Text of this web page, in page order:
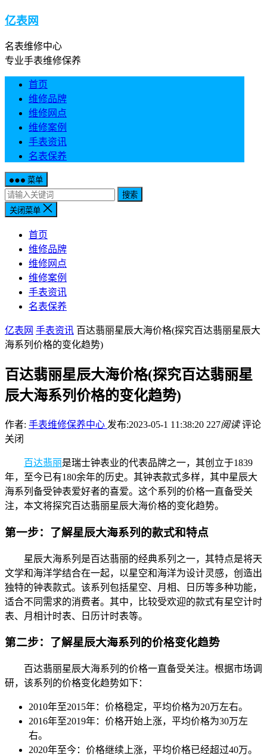
亿表网
名表维修中心
专业手表维修保养
首页
维修品牌
维修网点
维修案例
手表资讯
名表保养
菜单
搜索
关闭菜单
首页
维修品牌
维修网点
维修案例
手表资讯
名表保养
亿表网 手表资讯 百达翡丽星辰大海价格(探究百达翡丽星辰大
海系列价格的变化趋势)
百达翡丽星辰大海价格(探究百达翡丽星
辰大海系列价格的变化趋势)
作者: 手表维修保养中心 发布:2023-05-1 11:38:20 227阅读 评论
关闭
百达翡丽是瑞士钟表业的代表品牌之一，其创立于1839
年，至今已有180余年的历史。其钟表款式多样，其中星辰大
海系列备受钟表爱好者的喜爱。这个系列的价格一直备受关
注，本文将探究百达翡丽星辰大海价格的变化趋势。
第一步：了解星辰大海系列的款式和特点
星辰大海系列是百达翡丽的经典系列之一，其特点是将天
文学和海洋学结合在一起，以星空和海洋为设计灵感，创造出
独特的钟表款式。该系列包括星空、月相、日历等多种功能，
适合不同需求的消费者。其中，比较受欢迎的款式有星空计时
表、月相计时表、日历计时表等。
第二步：了解星辰大海系列的价格变化趋势
百达翡丽星辰大海系列的价格一直备受关注。根据市场调
研，该系列的价格变化趋势如下：
2010年至2015年：价格稳定，平均价格为20万左右。
2016年至2019年：价格开始上涨，平均价格为30万左
右。
2020年至今：价格继续上涨，平均价格已经超过40万。